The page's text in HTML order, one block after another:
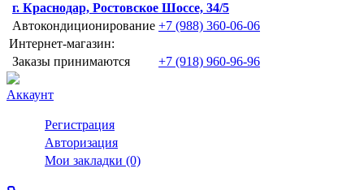
г. Краснодар, Ростовское Шоссе, 34/5
Автокондиционирование +7 (988) 360-06-06
Интернет-магазин:
Заказы принимаются
+7 (918) 960-96-96
Аккаунт
Регистрация
Авторизация
Мои закладки (0)